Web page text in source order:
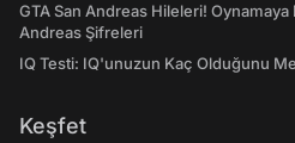
GTA San Andreas Hileleri!
Andreas Şifreleri
IQ Testi: IQ'unuzun Kaç Olduğunu
Keşfet